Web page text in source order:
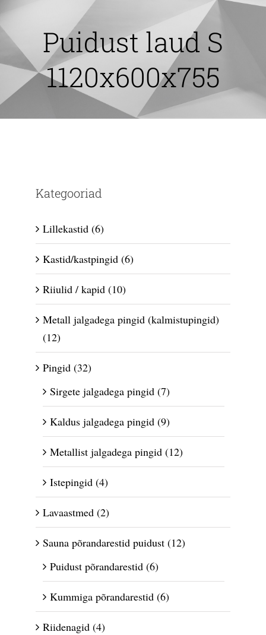
to
content
Puidust laud S
1120x600x755
Kategooriad
Lillekastid (6)
Kastid/kastpingid (6)
Riiulid / kapid (10)
Metall jalgadega pingid (kalmistupingid)
(12)
Pingid (32)
Sirgete jalgadega pingid (7)
Kaldus jalgadega pingid (9)
Metallist jalgadega pingid (12)
Istepingid (4)
Lavaastmed (2)
Sauna põrandarestid puidust (12)
Puidust põrandarestid (6)
Kummiga põrandarestid (6)
Riidenagid (4)